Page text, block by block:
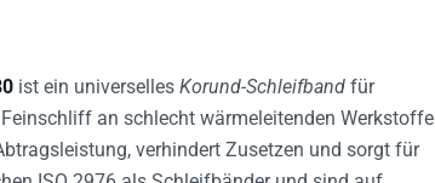
ist ein universelles Korund-Schleifband für
an schlecht wärmeleitenden Werkstoffen
verhindert Zusetzen und sorgt für
ISO 2976 als Schleifbänder und sind auf